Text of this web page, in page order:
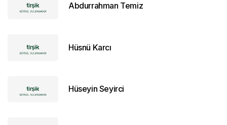
Abdurrahman Temiz
Hüsnü Karcı
Hüseyin Seyirci